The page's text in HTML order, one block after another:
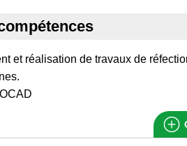
et réalisation de travaux de